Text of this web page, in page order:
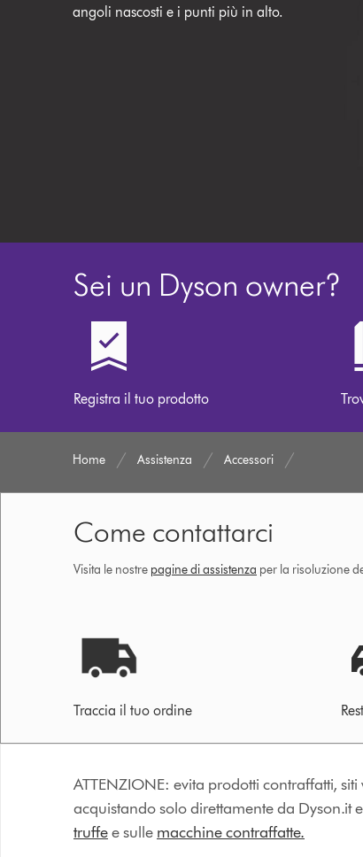
angoli nascosti e i punti più in alto.
Sei un Dyson owner?
Registra il tuo prodotto
Home Assistenza Accessori
Come contattarci
Visita le nostre pagine di assistenza per la risoluzione
Traccia il tuo ordine
ATTENZIONE: evita prodotti contraffatti,
acquistando solo direttamente da Dyson.it
truffee sulle macchine contraffatte.